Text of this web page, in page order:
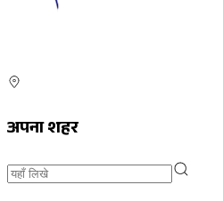
अपना शहर